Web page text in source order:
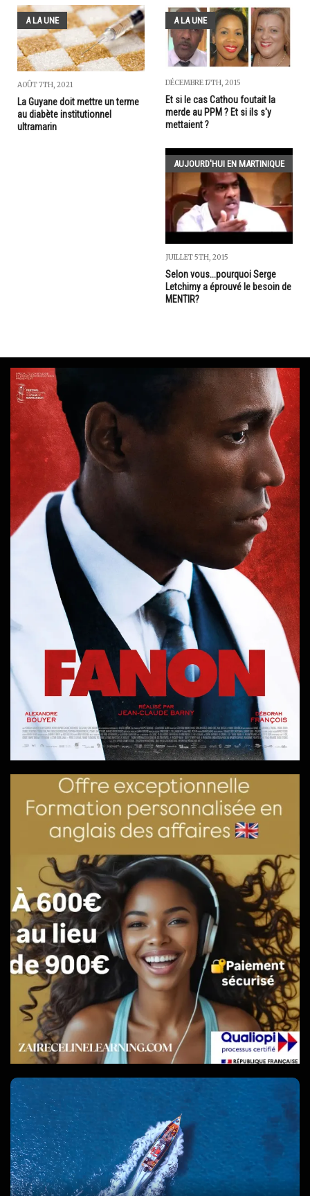
A LA UNE
AOÛT 7TH, 2021
La Guyane doit mettre un terme
au diabète institutionnel
ultramarin
A LA UNE
DÉCEMBRE 17TH, 2015
Et si le cas Cathou foutait la
merde au PPM ? Et si ils s'y
mettaient ?
AUJOURD'HUI EN MARTINIQUE
JUILLET 5TH, 2015
Selon vous...pourquoi Serge
Letchimy a éprouvé le besoin de
MENTIR?